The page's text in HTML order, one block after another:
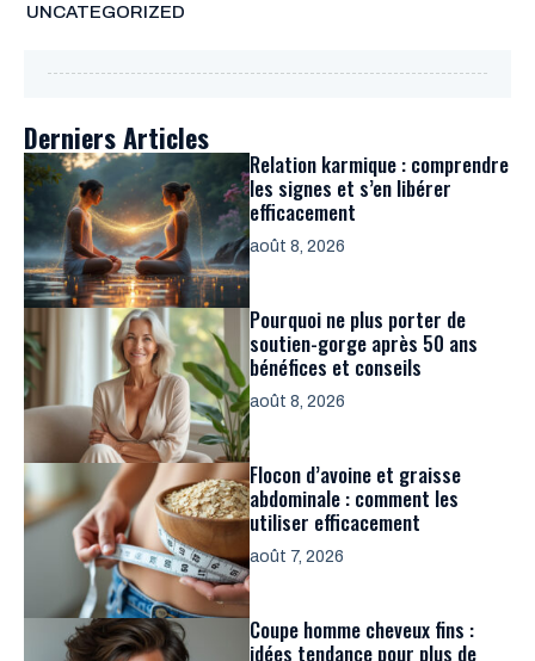
UNCATEGORIZED
Derniers Articles
Relation karmique : comprendre
les signes et s’en libérer
efficacement
août 8, 2026
Pourquoi ne plus porter de
soutien-gorge après 50 ans
bénéfices et conseils
août 8, 2026
Flocon d’avoine et graisse
abdominale : comment les
utiliser efficacement
août 7, 2026
Coupe homme cheveux fins :
idées tendance pour plus de